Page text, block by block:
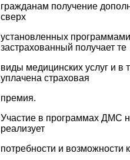
гражданам получение
сверх
установленных
застрахованный получает те
виды медицинских услуг и в
уплачена страховая
премия.
Участие в программах ДМС
реализует
потребности и возможности